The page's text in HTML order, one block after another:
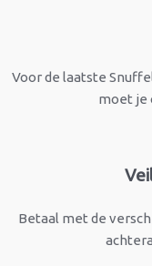
Voor de laatste
moet je
Betaal met de